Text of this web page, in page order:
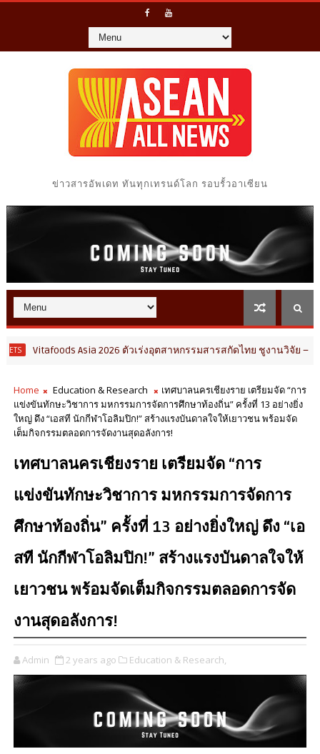
ข่าวสารอัพเดท ทันทุกเทรนด์โลก รอบรั้วอาเซียน
2026 ตัวเร่งอุตสาหกรรมสารสกัดไทย ชูงานวิจัย – เครือข่ายโลก
Home Education & Research
เทศบาลนครเชียงราย เตรียมจัด “การ
แข่งขันทักษะวิชาการ มหกรรมการจัดการศึกษาท้องถิ่น” ครั้งที่ 13 อย่างยิ่ง
ใหญ่ ดึง “เอสที นักกีฬาโอลิมปิก!” สร้างแรงบันดาลใจให้เยาวชน พร้อมจัด
เต็มกิจกรรมตลอดการจัดงานสุดอลังการ!
เทศบาลนครเชียงราย เตรียมจัด “การ
แข่งขันทักษะวิชาการ มหกรรมการจัดการ
ศึกษาท้องถิ่น” ครั้งที่ 13 อย่างยิ่งใหญ่ ดึง “เอ
สที นักกีฬาโอลิมปิก!” สร้างแรงบันดาลใจให้
เยาวชน พร้อมจัดเต็มกิจกรรมตลอดการจัด
งานสุดอลังการ!
Admin 2 years ago Education & Research,